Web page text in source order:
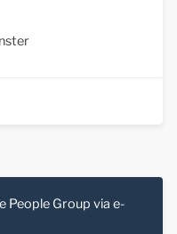
People Group via e-